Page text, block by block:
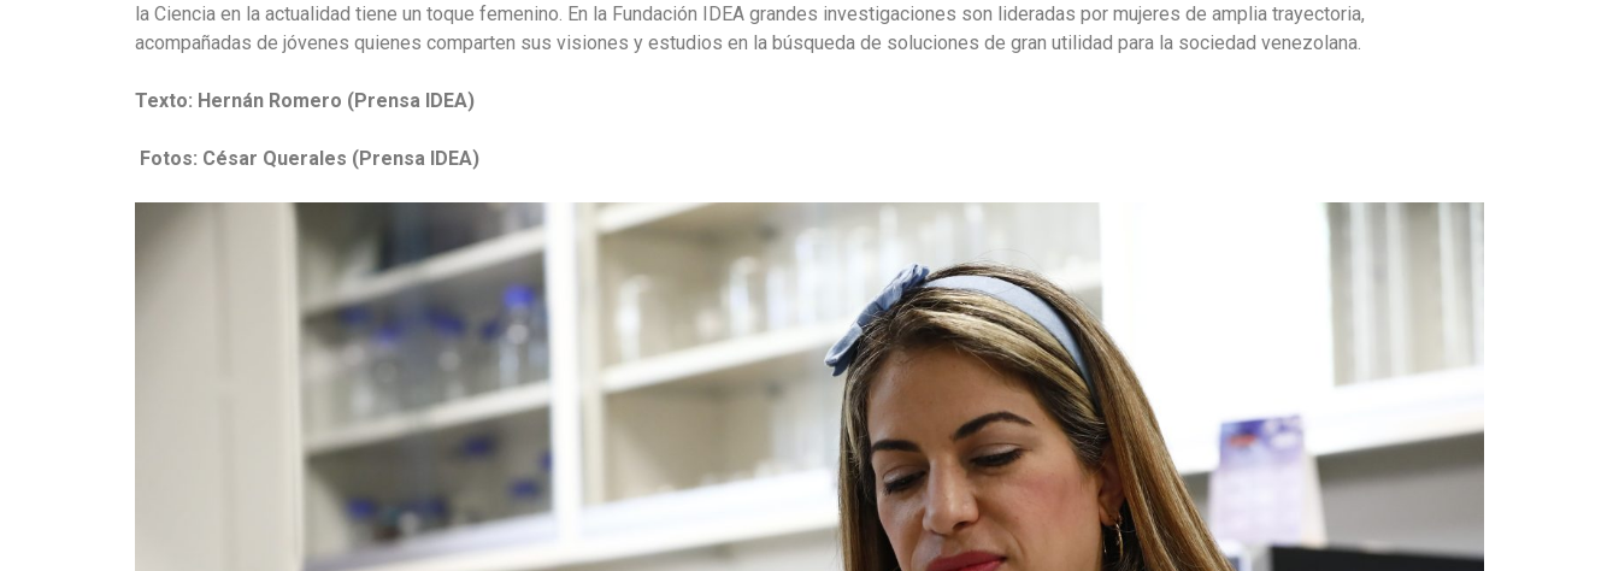
la Ciencia en la actualidad tiene un toque femenino. En la Fundación IDEA grandes investigaciones son lideradas por mujeres de amplia trayectoria,
acompañadas de jóvenes quienes comparten sus visiones y estudios en la búsqueda de soluciones de gran utilidad para la sociedad venezolana.
Texto: Hernán Romero (Prensa IDEA)
Fotos: César Querales (Prensa IDEA)